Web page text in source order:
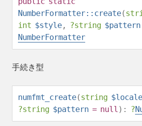
NumberFormatter::create(
int $style , ?string $pattern
NumberFormatter
手続き型
numfmt_create(string $locale
?string $pattern = null ): ?